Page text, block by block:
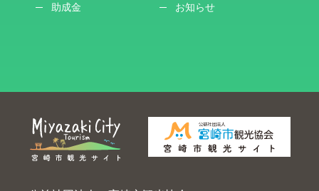
助成金
お知らせ